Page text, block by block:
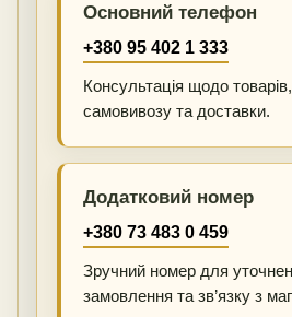
Основний телефон
+380 95 402 1 333
Консультація щодо
самовивозу та доставки.
Додатковий номер
+380 73 483 0 459
Зручний номер для
замовлення та зв’язку з